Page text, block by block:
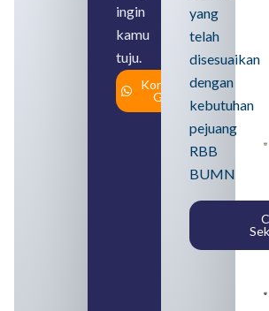
ingin
kamu
tuju.
Konsultasi
Gratis
yang
telah
disesuaikan
dengan
kebutuhan
pejuang
RBB
BUMN